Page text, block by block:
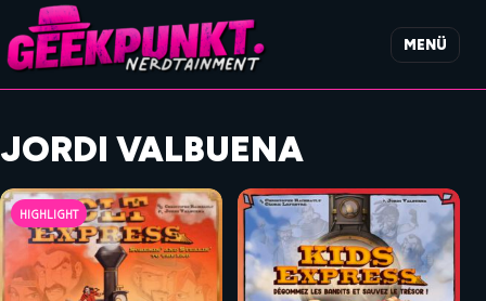
MENÜ
JORDI VALBUENA
HIGHLIGHT